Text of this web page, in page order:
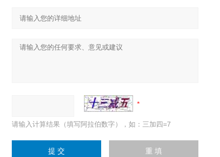
请输入计算结果（填写阿拉伯数字），如：三加四=7